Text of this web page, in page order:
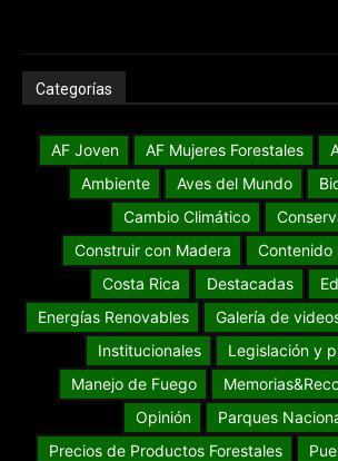
Categorías
AF Joven AF Mujeres Forestales
Ambiente
Aves del Mundo
Cambio Climático
Construir con Madera
Contenido
Costa Rica
Destacadas
Energías Renovables
Galería de
Institucionales
Legislación y
Manejo de Fuego
Opinión
Parques
Precios de Productos Forestales